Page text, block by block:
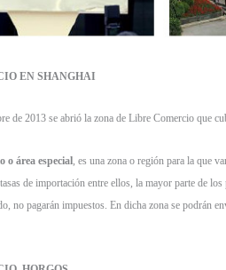
EN SHANGHAI
de 2013 se abrió la zona de Libre Comercio que
o área especial , es una zona o región para la que
de importación entre ellos, la mayor parte de
no pagarán impuestos. En dicha zona se podrán